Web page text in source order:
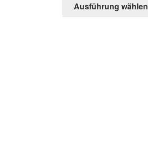
Ausführung wählen